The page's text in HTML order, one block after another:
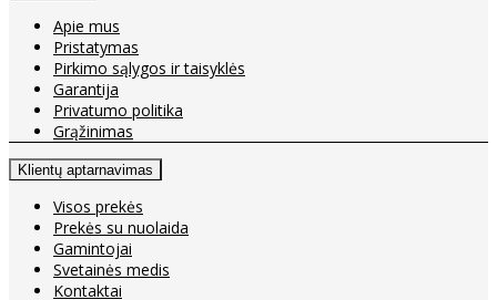
Apie mus
Pristatymas
Pirkimo sąlygos ir taisyklės
Garantija
Privatumo politika
Grąžinimas
Klientų aptarnavimas
Visos prekės
Prekės su nuolaida
Gamintojai
Svetainės medis
Kontaktai